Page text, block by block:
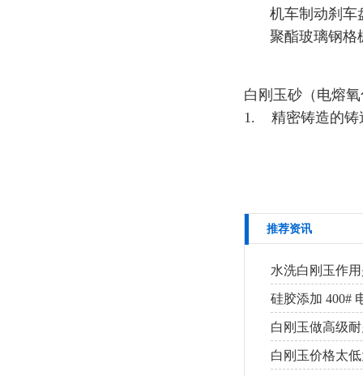
机车制动刹车
聚酯玻璃钢格
白刚玉砂（电熔
1. 精密铸造的铸
推荐资讯
水洗白刚玉作
硅胶添加 400#
白刚玉做高级
白刚玉价格太